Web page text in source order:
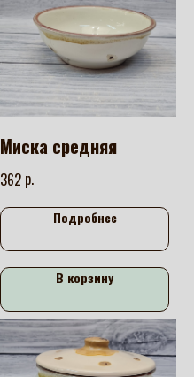
Миска средняя
362 р.
Подробнее
В корзину